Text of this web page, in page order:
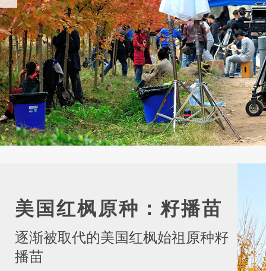
美国红枫原种：籽播苗
逐渐被取代的美国红枫始祖原种籽
播苗